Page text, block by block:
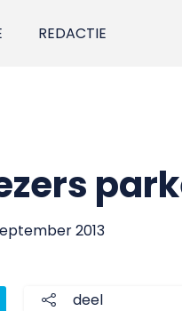
REDACTIE
2013
deel